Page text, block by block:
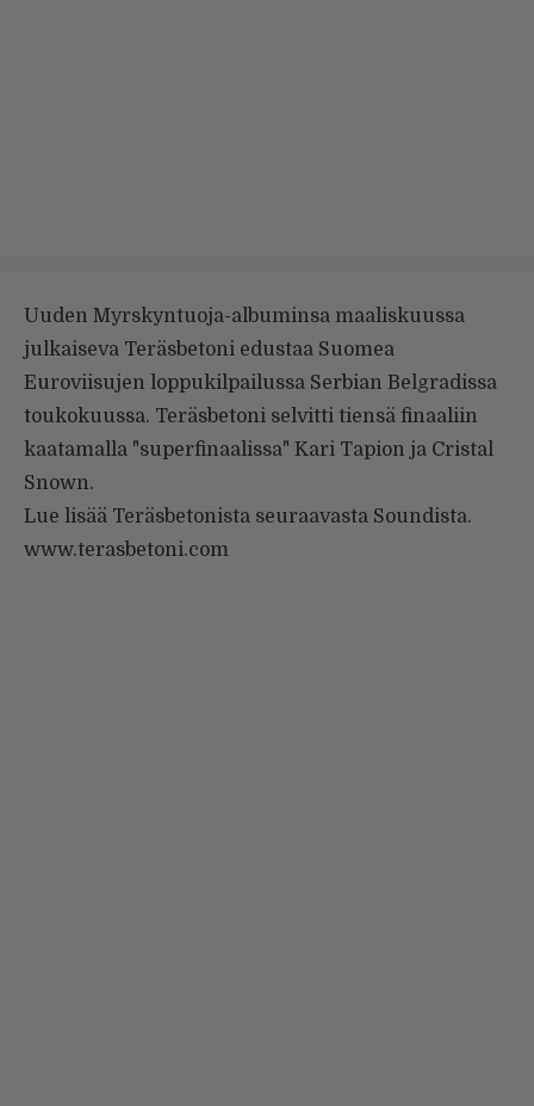
Uuden Myrskyntuoja-albuminsa maaliskuussa
julkaiseva Teräsbetoni edustaa Suomea
Euroviisujen loppukilpailussa Serbian Belgradissa
toukokuussa. Teräsbetoni selvitti tiensä finaaliin
kaatamalla "superfinaalissa" Kari Tapion ja Cristal
Snown.
Lue lisää Teräsbetonista seuraavasta Soundista.
www.terasbetoni.com